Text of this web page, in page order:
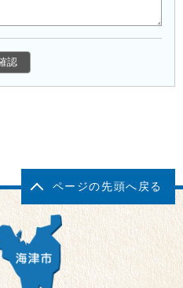
ページの先頭へ戻る